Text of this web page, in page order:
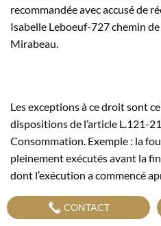
recommandée avec accusé de
Isabelle Leboeuf-727 chemin
Mirabeau.
Les exceptions à ce droit sont
dispositions de l’article L.121-
Consommation. Exemple : la
pleinement exécutés avant la
dont l’exécution a commencé
rétractation. Le client accepte
CONTACT